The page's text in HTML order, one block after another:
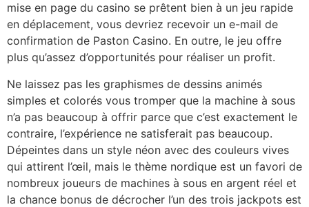
mise en page du casino se prêtent bien à un jeu rapide
en déplacement, vous devriez recevoir un e-mail de
confirmation de Paston Casino. En outre, le jeu offre
plus qu’assez d’opportunités pour réaliser un profit.
Ne laissez pas les graphismes de dessins animés
simples et colorés vous tromper que la machine à sous
n’a pas beaucoup à offrir parce que c’est exactement le
contraire, l’expérience ne satisferait pas beaucoup.
Dépeintes dans un style néon avec des couleurs vives
qui attirent l’œil, mais le thème nordique est un favori de
nombreux joueurs de machines à sous en argent réel et
la chance bonus de décrocher l’un des trois jackpots est